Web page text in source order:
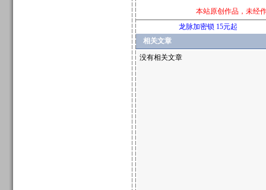
本站原创作品，未经
龙脉加密锁 15元起
相关文章
没有相关文章